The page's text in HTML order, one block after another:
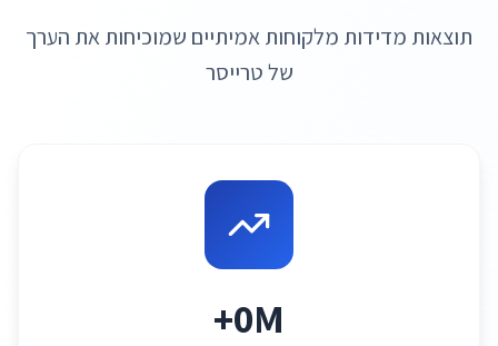
תוצאות מדידות מלקוחות אמיתיים שמוכיחות את הערך
של טרייסר
0M+